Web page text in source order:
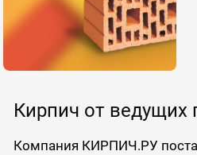
Кирпич от ведущих
Компания КИРПИЧ.РУ